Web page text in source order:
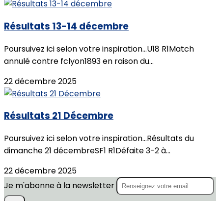
Résultats 13-14 décembre
Poursuivez ici selon votre inspiration...U18 R1Match
annulé contre fclyon1893 en raison du...
22 décembre 2025
Résultats 21 Décembre
Poursuivez ici selon votre inspiration...Résultats du
dimanche 21 décembreSF1 R1Défaite 3-2 à...
22 décembre 2025
Je m'abonne à la newsletter